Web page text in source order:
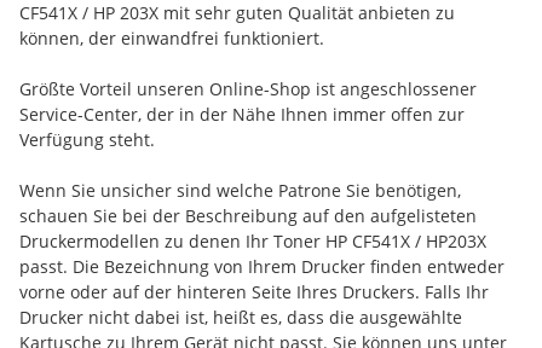
CF541X / HP 203X mit sehr guten Qualität anbieten zu
können, der einwandfrei funktioniert.
Größte Vorteil unseren Online-Shop ist angeschlossener
Service-Center, der in der Nähe Ihnen immer offen zur
Verfügung steht.
Wenn Sie unsicher sind welche Patrone Sie benötigen,
schauen Sie bei der Beschreibung auf den aufgelisteten
Druckermodellen zu denen Ihr Toner HP CF541X / HP203X
passt. Die Bezeichnung von Ihrem Drucker finden entweder
vorne oder auf der hinteren Seite Ihres Druckers. Falls Ihr
Drucker nicht dabei ist, heißt es, dass die ausgewählte
Kartusche zu Ihrem Gerät nicht passt. Sie können uns unter